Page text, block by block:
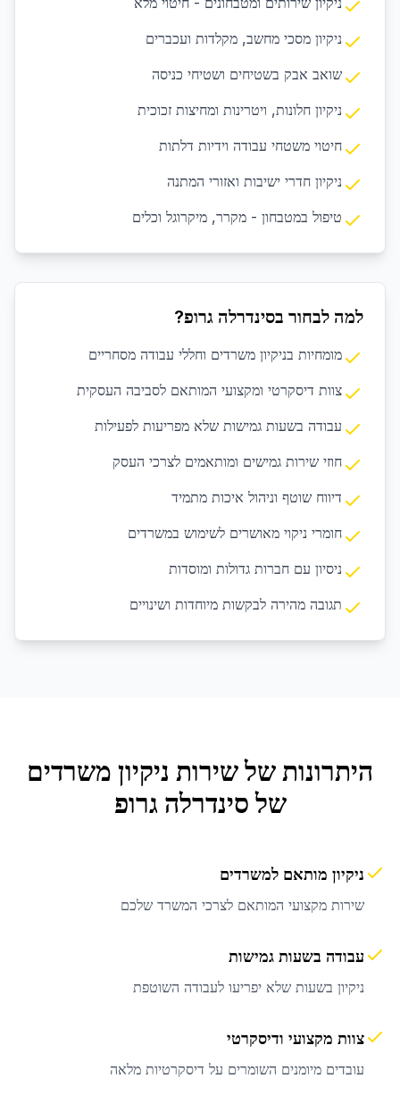
ניקיון מסכי מחשב, מקלדות ועכברים
שואב אבק בשטיחים ושטיחי כניסה
ניקיון חלונות, ויטרינות ומחיצות זכוכית
חיטוי משטחי עבודה וידיות דלתות
ניקיון חדרי ישיבות ואזורי המתנה
טיפול במטבחון - מקרר, מיקרוגל וכלים
למה לבחור בסינדרלה גרופ?
מומחיות בניקיון משרדים וחללי עבודה מסחריים
צוות דיסקרטי ומקצועי המותאם לסביבה העסקית
עבודה בשעות גמישות שלא מפריעות לפעילות
חוזי שירות גמישים ומותאמים לצרכי העסק
דיווח שוטף וניהול איכות מתמיד
חומרי ניקוי מאושרים לשימוש במשרדים
ניסיון עם חברות גדולות ומוסדות
תגובה מהירה לבקשות מיוחדות ושינויים
היתרונות של שירות ניקיון משרדים
של סינדרלה גרופ
ניקיון מותאם למשרדים
שירות מקצועי המותאם לצרכי המשרד שלכם
עבודה בשעות גמישות
ניקיון בשעות שלא יפריעו לעבודה השוטפת
צוות מקצועי ודיסקרטי
עובדים מיומנים השומרים על דיסקרטיות מלאה